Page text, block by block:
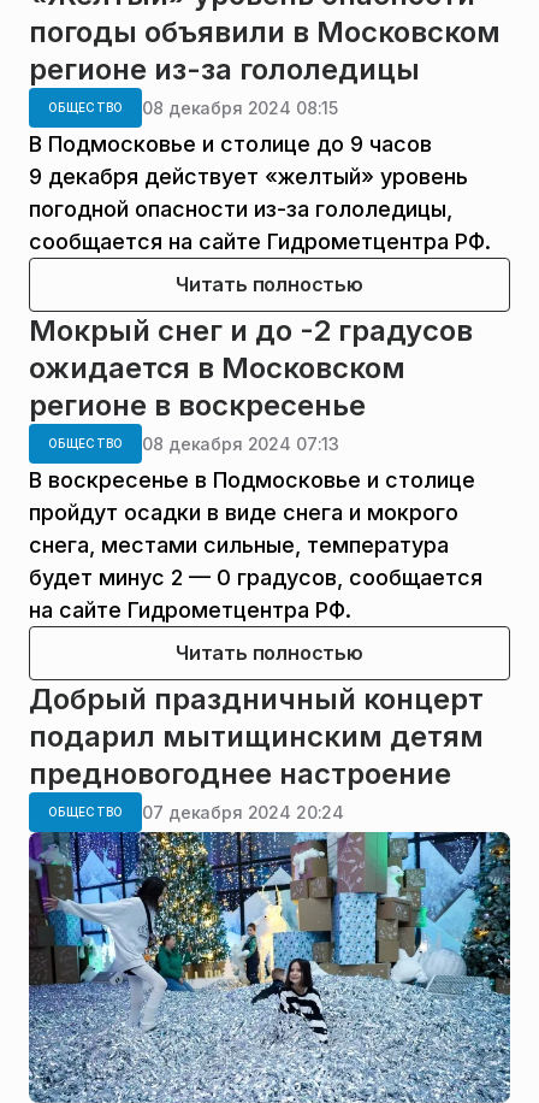
погоды объявили в Московском
регионе из-за гололедицы
ОБЩЕСТВО 08 декабря 2024 08:15
В Подмосковье и столице до 9 часов
9 декабря действует «желтый» уровень
погодной опасности из-за гололедицы,
сообщается на сайте Гидрометцентра РФ.
Читать полностью
Мокрый снег и до -2 градусов
ожидается в Московском
регионе в воскресенье
ОБЩЕСТВО 08 декабря 2024 07:13
В воскресенье в Подмосковье и столице
пройдут осадки в виде снега и мокрого
снега, местами сильные, температура
будет минус 2 — 0 градусов, сообщается
на сайте Гидрометцентра РФ.
Читать полностью
Добрый праздничный концерт
подарил мытищинским детям
предновогоднее настроение
ОБЩЕСТВО 07 декабря 2024 20:24